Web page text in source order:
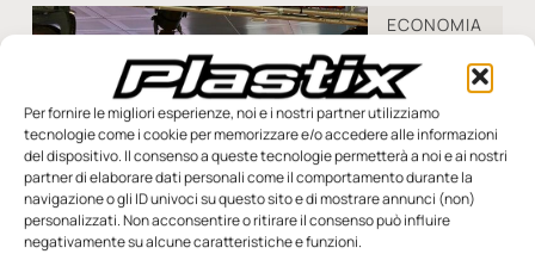
Per fornire le migliori esperienze, noi e i nostri partner utilizziamo
tecnologie come i cookie per memorizzare e/o accedere alle informazioni
del dispositivo. Il consenso a queste tecnologie permetterà a noi e ai nostri
partner di elaborare dati personali come il comportamento durante la
navigazione o gli ID univoci su questo sito e di mostrare annunci (non)
personalizzati. Non acconsentire o ritirare il consenso può influire
negativamente su alcune caratteristiche e funzioni.
ECONOMIA